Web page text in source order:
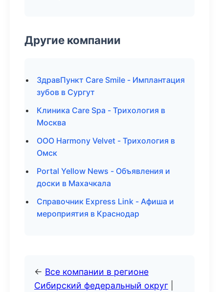
Другие компании
ЗдравПункт Care Smile - Имплантация
зубов в Сургут
Клиника Care Spa - Трихология в
Москва
ООО Harmony Velvet - Трихология в
Омск
Portal Yellow News - Объявления и
доски в Махачкала
Справочник Express Link - Афиша и
мероприятия в Краснодар
← Все компании в регионе
Сибирский федеральный округ